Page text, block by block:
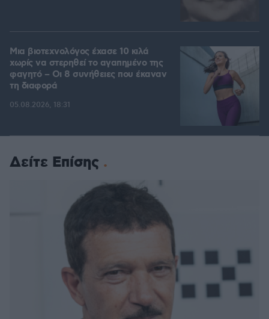
Μια βιοτεχνολόγος έχασε 10 κιλά
χωρίς να στερηθεί το αγαπημένο της
φαγητό – Οι 8 συνήθειες που έκαναν
τη διαφορά
05.08.2026, 18:31
Δείτε Επίσης